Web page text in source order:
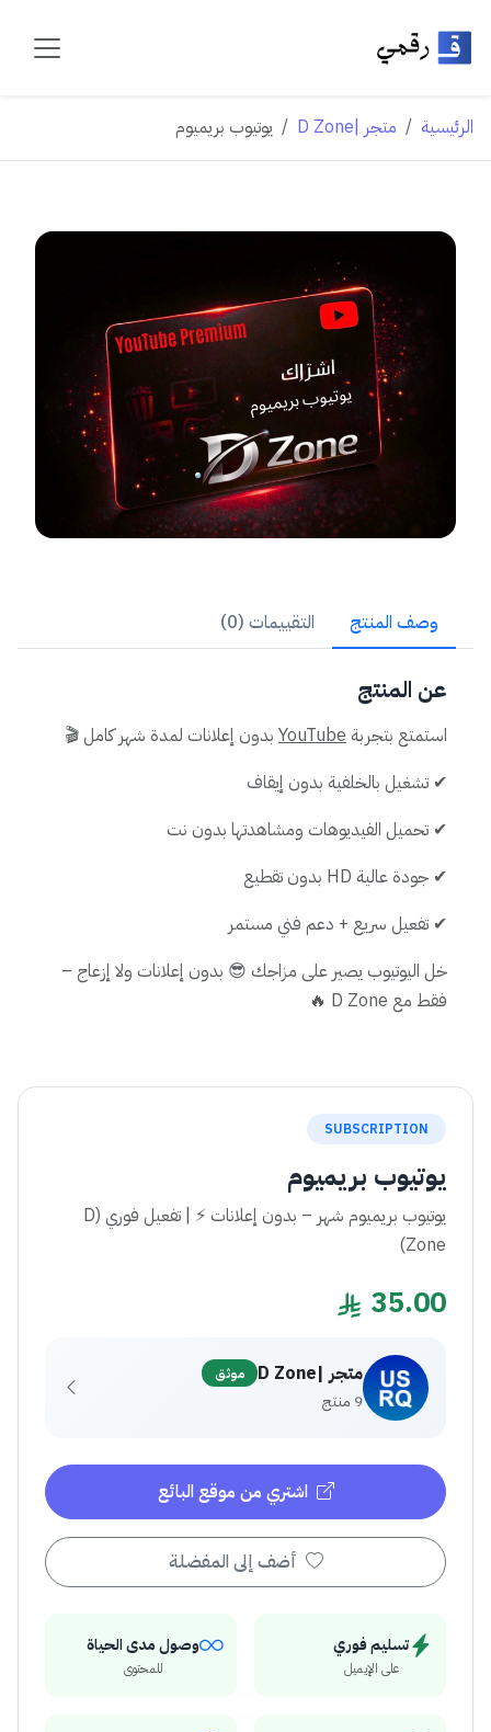
الرئيسية متجر |D Zone يوتيوب بريميوم
وصف المنتج التقييمات (0)
عن المنتج
استمتع بتجربة YouTube بدون إعلانات لمدة شهر كامل 🎬
✔ تشغيل بالخلفية بدون إيقاف
✔ تحميل الفيديوهات ومشاهدتها بدون نت
✔ جودة عالية HD بدون تقطيع
✔ تفعيل سريع + دعم فني مستمر
خل اليوتيوب يصير على مزاجك 😎 بدون إعلانات ولا إزعاج –
فقط مع D Zone 🔥
SUBSCRIPTION
يوتيوب بريميوم
يوتيوب بريميوم شهر – بدون إعلانات ⚡ | تفعيل فوري (D
Zone)
35.00
متجر |D Zone موثق
9 منتج
اشتري من موقع البائع
أضف إلى المفضلة
تسليم فوري
على الإيميل
وصول مدى الحياة
للمحتوى